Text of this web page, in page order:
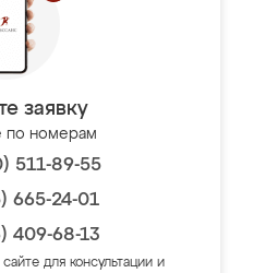
заявку
по номерам
511-89-55
665-24-01
409-68-13
для консультации и